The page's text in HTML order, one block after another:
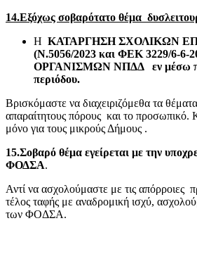
14.Εξόχως σοβαρότατο θέμα
Η ΚΑΤΑΡΓΗΣΗ ΣΧΟΛΙΚΩΝ
(Ν.5056/2023 και ΦΕΚ 3229/6-6-
ΟΡΓΑΝΙΣΜΩΝ ΝΠΔΔ εν μέσω
περιόδου.
Βρισκόμαστε να διαχειριζόμεθα τα
απαραίτητους πόρους και το προσωπικό.
μόνο για τους μικρούς Δήμους .
15.Σοβαρό θέμα εγείρεται με την
ΦΟΔΣΑ.
Αντί να ασχολούμαστε με τις
τέλος ταφής με αναδρομική ισχύ,
των ΦΟΔΣΑ.